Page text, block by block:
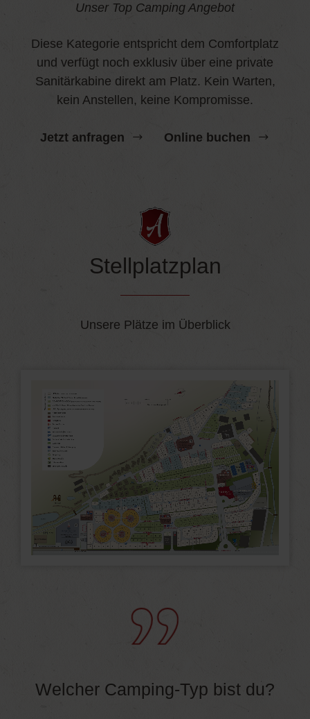
Unser Top Camping Angebot
Diese Kategorie entspricht dem Comfortplatz
und verfügt noch exklusiv über eine private
Sanitärkabine direkt am Platz. Kein Warten,
kein Anstellen, keine Kompromisse.
Jetzt anfragen Online buchen
Stellplatzplan
Unsere Plätze im Überblick
Welcher Camping-Typ bist du?